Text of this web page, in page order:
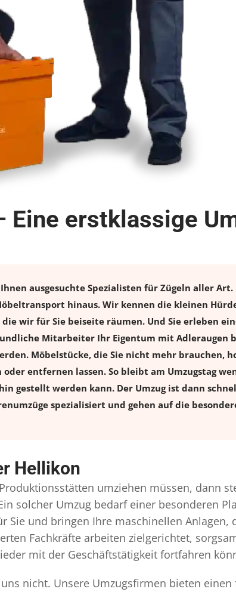
Eine erstklassige
ausgesuchte Spezialisten für Zügeln aller
hinaus. Wir kennen die kleinen
wir für Sie beiseite räumen. Und Sie erleben
Mitarbeiter Ihr Eigentum mit Adleraugen
Möbelstücke, die Sie nicht mehr brauchen,
entfernen lassen. So bleibt am Umzugstag
gestellt werden kann. Der Umzug ist dann
spezialisiert und gehen auf die
Hellikon
umziehen müssen, dann
solcher Umzug bedarf einer besonderen
Sie und bringen Ihre maschinellen Anlagen,
Fachkräfte arbeiten zielgerichtet,
mit der Geschäftstätigkeit fortfahren
nicht. Unsere Umzugsfirmen bieten